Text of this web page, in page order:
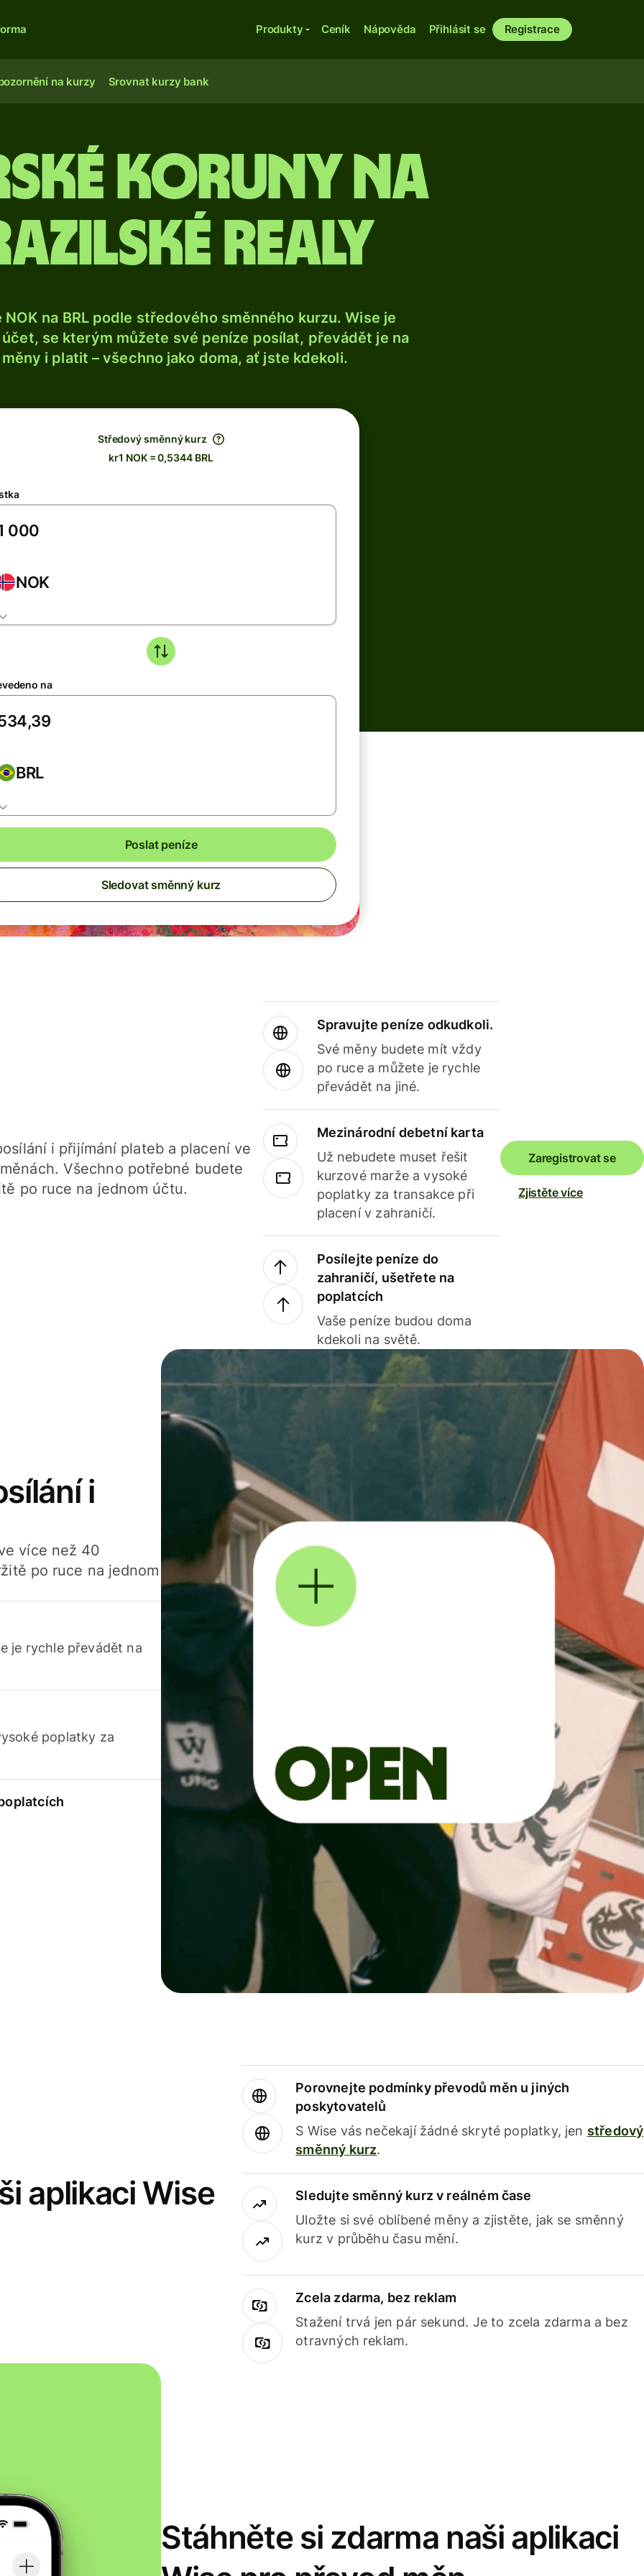
Produkty Ceník Nápověda Přihlásit se Registrace
na kurzy Srovnat kurzy bank
koruny na
realy
na BRL podle středového směnného kurzu. Wise je
se kterým můžete své peníze posílat, převádět je na
i platit – všechno jako doma, ať jste kdekoli.
Středový směnný kurz
kr1 NOK = 0,5344 BRL
NOK
na
BRL
Poslat peníze
Sledovat směnný kurz
i přijímání plateb a placení ve
Všechno potřebné budete
po ruce na jednom účtu.
Spravujte peníze odkudkoli.
Své měny budete mít vždy
po ruce a můžete je rychle
převádět na jiné.
Mezinárodní debetní karta
Už nebudete muset řešit
kurzové marže a vysoké
poplatky za transakce při
placení v zahraničí.
Posílejte peníze do
zahraničí, ušetřete na
poplatcích
Vaše peníze budou doma
kdekoli na světě.
Zaregistrovat se
Zjistěte více
i
více než 40
po ruce na jednom
je rychle převádět na
poplatky za
aplikaci Wise
Porovnejte podmínky převodů měn u jiných
poskytovatelů
S Wise vás nečekají žádné skryté poplatky, jen středový
směnný kurz.
Sledujte směnný kurz v reálném čase
Uložte si své oblíbené měny a zjistěte, jak se směnný
kurz v průběhu času mění.
Zcela zdarma, bez reklam
Stažení trvá jen pár sekund. Je to zcela zdarma a bez
otravných reklam.
Stáhněte si zdarma naši aplikaci